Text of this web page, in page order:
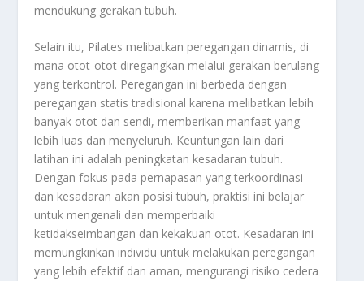
mendukung gerakan tubuh.
Selain itu, Pilates melibatkan peregangan dinamis, di
mana otot-otot diregangkan melalui gerakan berulang
yang terkontrol. Peregangan ini berbeda dengan
peregangan statis tradisional karena melibatkan lebih
banyak otot dan sendi, memberikan manfaat yang
lebih luas dan menyeluruh. Keuntungan lain dari
latihan ini adalah peningkatan kesadaran tubuh.
Dengan fokus pada pernapasan yang terkoordinasi
dan kesadaran akan posisi tubuh, praktisi ini belajar
untuk mengenali dan memperbaiki
ketidakseimbangan dan kekakuan otot. Kesadaran ini
memungkinkan individu untuk melakukan peregangan
yang lebih efektif dan aman, mengurangi risiko cedera